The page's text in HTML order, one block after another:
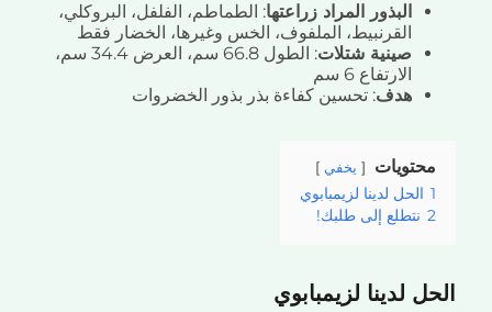
البذور المراد زراعتها : الطماطم، الفلفل، البروكلي،
القرنبيط، الملفوف، الخس وغيرها، الخضار فقط
صينية شتلات
: الطول 66.8 سم، العرض 34.4 سم،
: تحسين كفاءة بذر بذور الخضروات
يخفي
الحل لدينا لزيمبابوي
نتطلع إلى طلبك!
لدينا لزيمبابوي